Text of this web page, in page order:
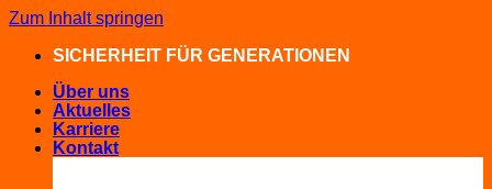
Zum Inhalt springen
SICHERHEIT FÜR GENERATIONEN
Über uns
Aktuelles
Karriere
Kontakt